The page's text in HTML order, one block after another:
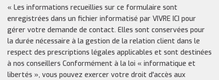
« Les informations recueillies sur ce formulaire sont
enregistrées dans un fichier informatisé par VIVRE ICI pour
gérer votre demande de contact. Elles sont conservées pour
la durée nécessaire à la gestion de la relation client dans le
respect des prescriptions légales applicables et sont destinées
à nos conseillers Conformément à la loi « informatique et
libertés », vous pouvez exercer votre droit d'accès aux